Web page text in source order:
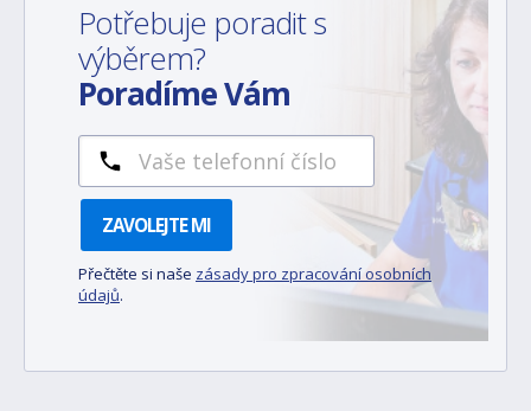
Potřebuje poradit s
výběrem?
Poradíme Vám
ZAVOLEJTE MI
Přečtěte si naše zásady pro zpracování osobních
údajů.